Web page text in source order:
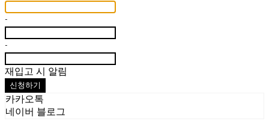
-
-
재입고 시 알림
신청하기
카카오톡
네이버 블로그